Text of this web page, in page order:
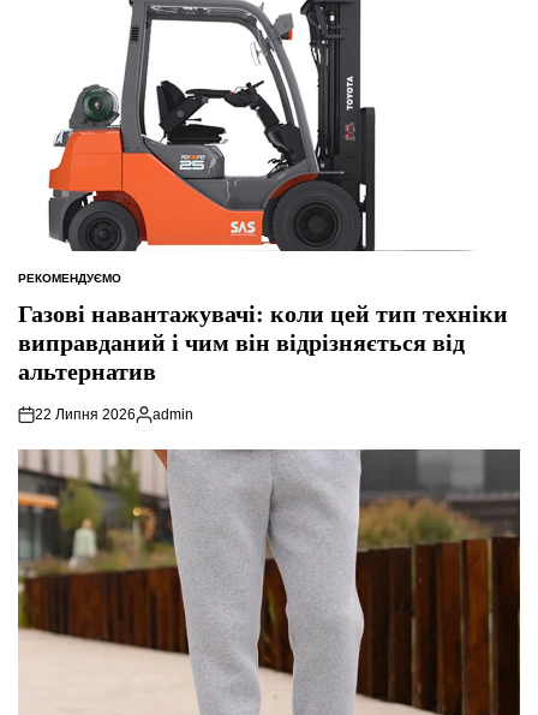
ОПУБЛІКУВАТИ
У
РЕКОМЕНДУЄМО
Газові навантажувачі: коли цей тип техніки
виправданий і чим він відрізняється від
альтернатив
22 Липня 2026
Опубліковано
admin